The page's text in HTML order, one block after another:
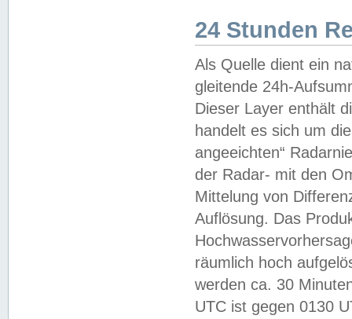
24 Stunden
Als Quelle dient ein
gleitende 24h-
Dieser Layer enthält
handelt es sich um
angeeichten“
der Radar- mit den
Mittelung von
Auflösung. Das
räumlich hoch
werden ca. 30
UTC ist gegen 0130